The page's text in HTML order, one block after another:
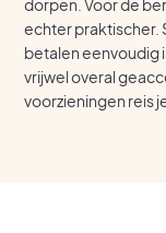
dorpen. Voor de
echter praktischer.
betalen eenvoudig
vrijwel overal
voorzieningen reis